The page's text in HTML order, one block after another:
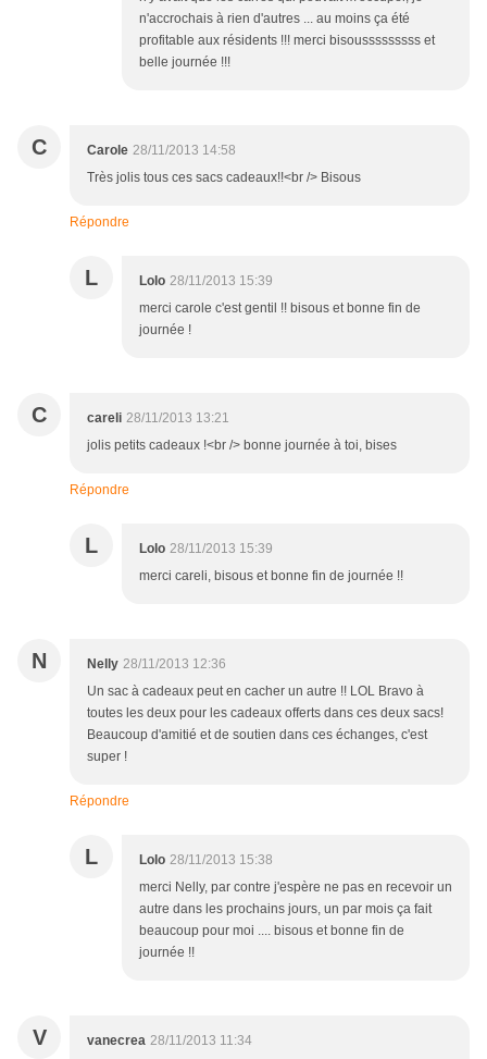
n'accrochais à rien d'autres ... au moins ça été
profitable aux résidents !!! merci bisousssssssss et
belle journée !!!
C Carole 28/11/2013 14:58
Très jolis tous ces sacs cadeaux!!<br /> Bisous
Répondre
L Lolo 28/11/2013 15:39
merci carole c'est gentil !! bisous et bonne fin de
journée !
C careli 28/11/2013 13:21
jolis petits cadeaux !<br /> bonne journée à toi, bises
Répondre
L Lolo 28/11/2013 15:39
merci careli, bisous et bonne fin de journée !!
N Nelly 28/11/2013 12:36
Un sac à cadeaux peut en cacher un autre !! LOL Bravo à
toutes les deux pour les cadeaux offerts dans ces deux sacs!
Beaucoup d'amitié et de soutien dans ces échanges, c'est
super !
Répondre
L Lolo 28/11/2013 15:38
merci Nelly, par contre j'espère ne pas en recevoir un
autre dans les prochains jours, un par mois ça fait
beaucoup pour moi .... bisous et bonne fin de
journée !!
V vanecrea 28/11/2013 11:34